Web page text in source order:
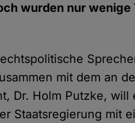
wurden nur wenige
mit dem an
Dr. Holm Putzke, will
Staatsregierung mit